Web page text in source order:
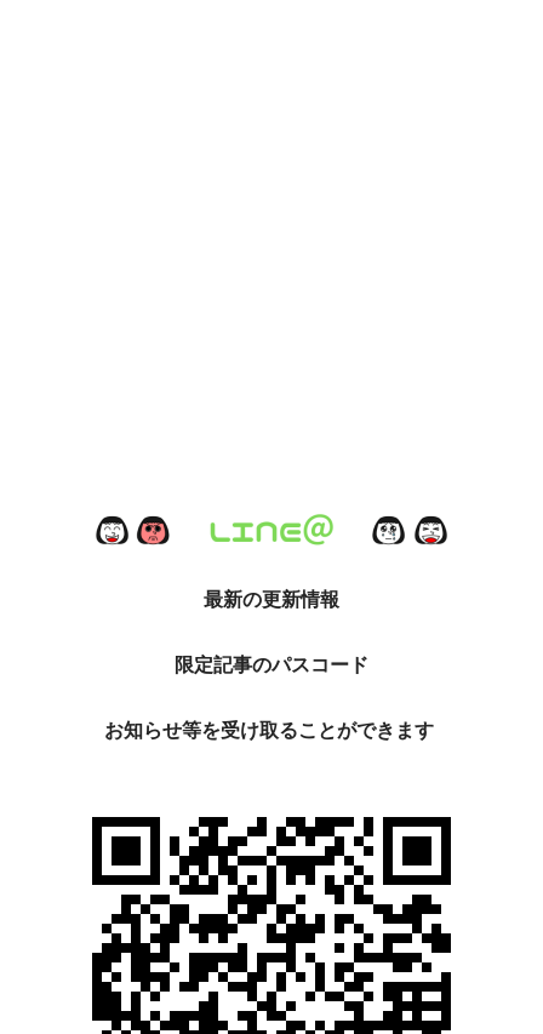
最新の更新情報
限定記事のパスコード
お知らせ等を受け取ることができます